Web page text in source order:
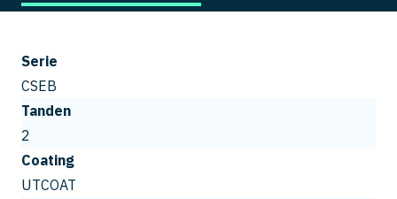
Serie
CSEB
Tanden
2
Coating
UTCOAT